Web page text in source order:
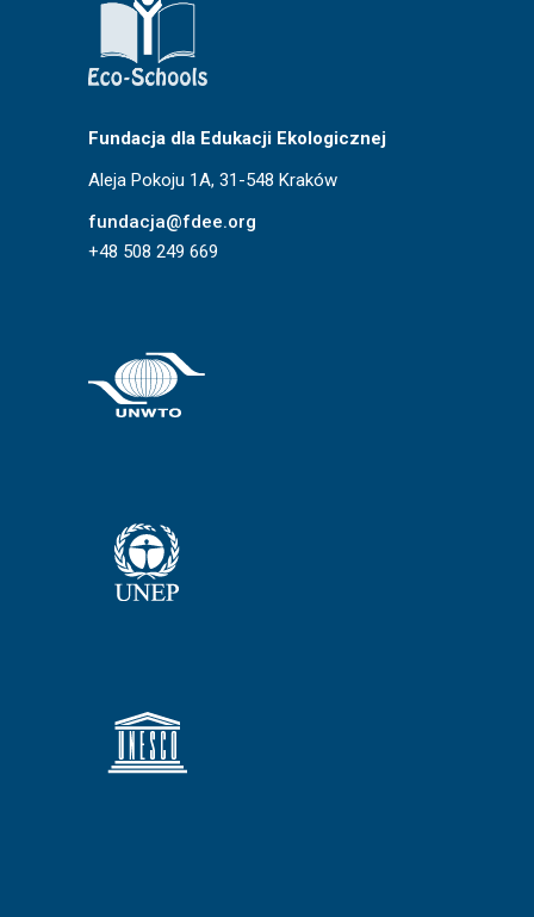
Fundacja dla Edukacji Ekologicznej
Aleja Pokoju 1A, 31-548 Kraków
fundacja@fdee.org
+48 508 249 669